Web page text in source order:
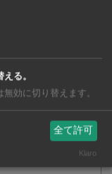
ッグストアで買える
る。
効に切り替えます。
全て許可
Klaro